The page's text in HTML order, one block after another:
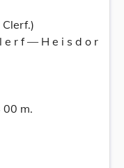
r f — H e i s d o r
00 m.